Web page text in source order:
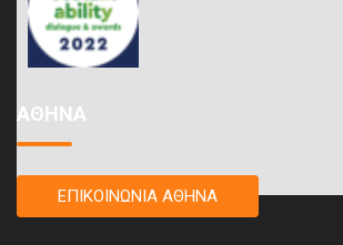
ΑΘΗΝΑ
ΕΠΙΚΟΙΝΩΝΙΑ ΑΘΗΝΑ